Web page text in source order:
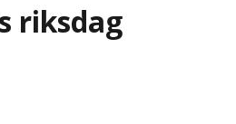
riksdag